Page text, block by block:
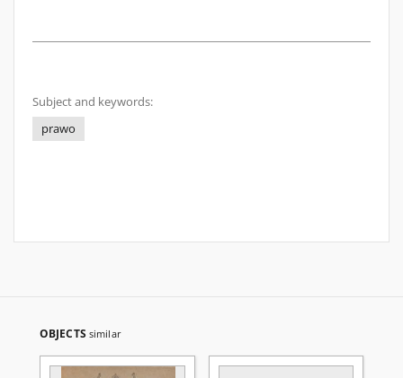
Subject and keywords:
prawo
OBJECTS similar